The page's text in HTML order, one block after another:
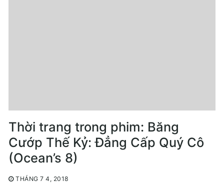
Thời trang trong phim: Băng
Cướp Thế Kỷ: Đẳng Cấp Quý Cô
(Ocean’s 8)
THÁNG 7 4, 2018